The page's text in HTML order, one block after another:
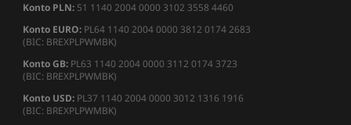
Konto PLN: 51 1140 2004 0000 3102 3558 4460
Konto EURO: PL64 1140 2004 0000 3812 0174 2683
(BIC: BREXPLPWMBK)
Konto GB: PL63 1140 2004 0000 3112 0174 3723
(BIC: BREXPLPWMBK)
Konto USD: PL37 1140 2004 0000 3012 1316 1916
(BIC: BREXPLPWMBK)